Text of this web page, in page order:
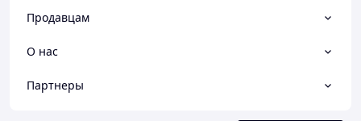
Продавцам
О нас
Партнеры